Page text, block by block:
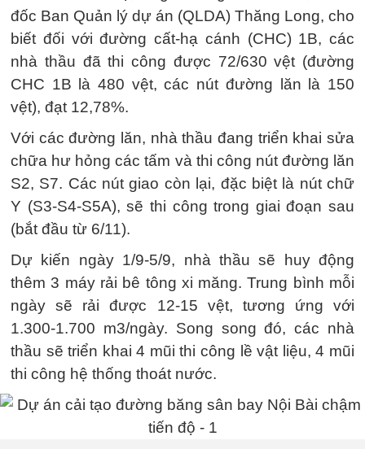
đốc Ban Quản lý dự án (QLDA) Thăng Long, cho
biết đối với đường cất-hạ cánh (CHC) 1B, các
nhà thầu đã thi công được 72/630 vệt (đường
CHC 1B là 480 vệt, các nút đường lăn là 150
vệt), đạt 12,78%.
Với các đường lăn, nhà thầu đang triển khai sửa
chữa hư hỏng các tấm và thi công nút đường lăn
S2, S7. Các nút giao còn lại, đặc biệt là nút chữ
Y (S3-S4-S5A), sẽ thi công trong giai đoạn sau
(bắt đầu từ 6/11).
Dự kiến ngày 1/9-5/9, nhà thầu sẽ huy động
thêm 3 máy rải bê tông xi măng. Trung bình mỗi
ngày sẽ rải được 12-15 vệt, tương ứng với
1.300-1.700 m3/ngày. Song song đó, các nhà
thầu sẽ triển khai 4 mũi thi công lề vật liệu, 4 mũi
thi công hệ thống thoát nước.